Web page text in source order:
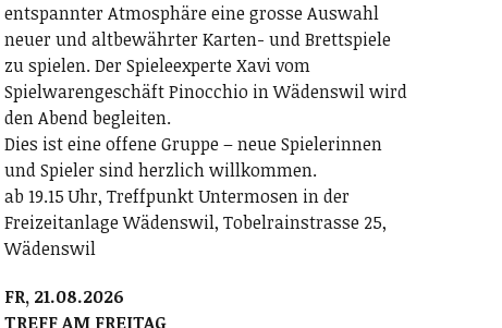
entspannter Atmosphäre eine grosse Auswahl
neuer und altbewährter Karten- und Brettspiele
zu spielen. Der Spieleexperte Xavi vom
Spielwarengeschäft Pinocchio in Wädenswil wird
den Abend begleiten.
Dies ist eine offene Gruppe – neue Spielerinnen
und Spieler sind herzlich willkommen.
ab 19.15 Uhr, Treffpunkt Untermosen in der
Freizeitanlage Wädenswil, Tobelrainstrasse 25,
Wädenswil
FR, 21.08.2026
TREFF AM FREITAG